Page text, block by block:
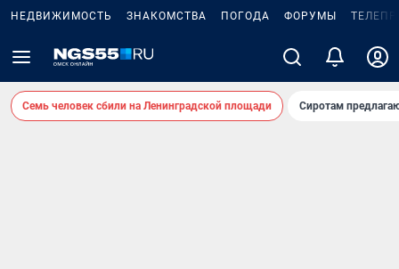
НЕДВИЖИМОСТЬ ЗНАКОМСТВА ПОГОДА ФОРУМЫ
Семь человек сбили на Ленинградской площади Сиротам